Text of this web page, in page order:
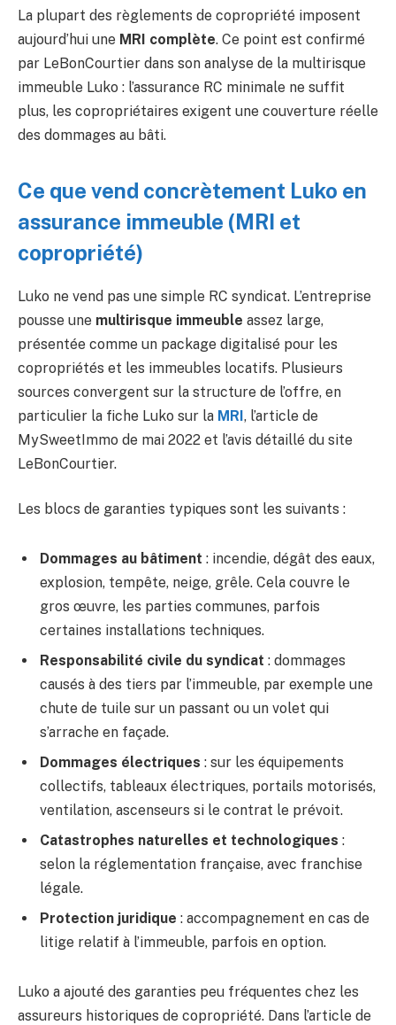
La plupart des règlements de copropriété imposent
aujourd’hui une MRI complète. Ce point est confirmé
par LeBonCourtier dans son analyse de la multirisque
immeuble Luko : l’assurance RC minimale ne suffit
plus, les copropriétaires exigent une couverture réelle
des dommages au bâti.
Ce que vend concrètement Luko en
assurance immeuble (MRI et
copropriété)
Luko ne vend pas une simple RC syndicat. L’entreprise
pousse une multirisque immeuble assez large,
présentée comme un package digitalisé pour les
copropriétés et les immeubles locatifs. Plusieurs
sources convergent sur la structure de l’offre, en
particulier la fiche Luko sur la MRI, l’article de
MySweetImmo de mai 2022 et l’avis détaillé du site
LeBonCourtier.
Les blocs de garanties typiques sont les suivants :
Dommages au bâtiment : incendie, dégât des eaux,
explosion, tempête, neige, grêle. Cela couvre le
gros œuvre, les parties communes, parfois
certaines installations techniques.
Responsabilité civile du syndicat : dommages
causés à des tiers par l’immeuble, par exemple une
chute de tuile sur un passant ou un volet qui
s’arrache en façade.
Dommages électriques : sur les équipements
collectifs, tableaux électriques, portails motorisés,
ventilation, ascenseurs si le contrat le prévoit.
Catastrophes naturelles et technologiques :
selon la réglementation française, avec franchise
légale.
Protection juridique : accompagnement en cas de
litige relatif à l’immeuble, parfois en option.
Luko a ajouté des garanties peu fréquentes chez les
assureurs historiques de copropriété. Dans l’article de